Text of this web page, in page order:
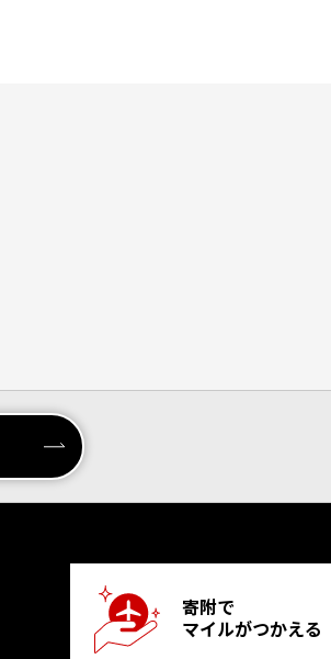
寄附で
マイルがつかえる